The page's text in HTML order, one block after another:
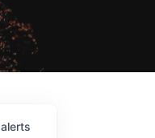
alerts